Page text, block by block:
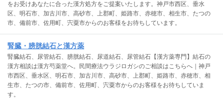
をお受けあなたに合った漢方処方をご提案いたします。神戸市西区、垂水
区、明石市、加古川市、高砂市、上郡町、姫路市、赤穂市、相生市、たつの
市、備前市、佐用町、宍粟市からのお客様をお待ちしています。
腎臓・膀胱結石と漢方薬
腎臓結石、尿管結石、膀胱結石、尿道結石、尿管結石【漢方薬専門】結石の
漢方相談は漢方芍薬堂へ。民間療法ウラジロガシのご相談はこちらへ｜神戸
市西区、垂水区、明石市、加古川市、高砂市、上郡町、姫路市、赤穂市、相
生市、たつの市、備前市、佐用町、宍粟市からのお客様をお待ちしていま
す。